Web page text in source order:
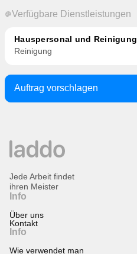
Verfügbare Dienstleistungen
Hauspersonal und Reinigung
Reinigung
Auftrag vorschlagen
Info
Über uns
Kontakt
Info
Wie verwendet man
Jede Arbeit findet
ihren Meister